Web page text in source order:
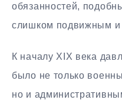
обязанностей,
слишком подвижным и
К началу XIX века
было не только
но и